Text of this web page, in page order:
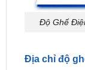
Địa chỉ độ
uy tín chuyên